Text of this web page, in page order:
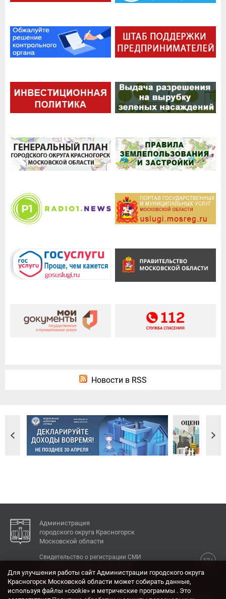
Новости в RSS
Администрация
городского округа Красногорск
Московской области
12+
Свидетельство о регистрации СМИ
КОНТАКТЫ
Для улучшения работы сайт Администрации городского округа
Красногорск Московской области может собирать данные,
используя файлы «cookie» и метрические программы . Это